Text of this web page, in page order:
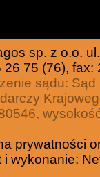
sp. z o.o.
26 75 (76),
sądu: Sąd
prywatności
i wykonanie: